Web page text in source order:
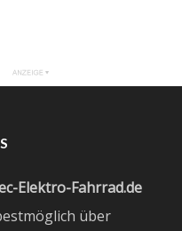
Elektro-Fahrrad.de
über